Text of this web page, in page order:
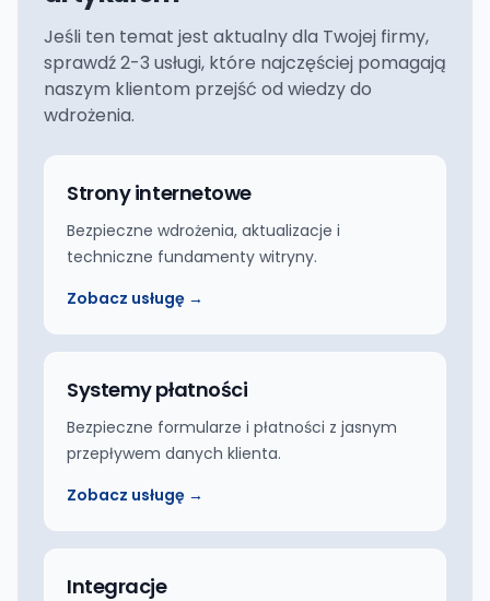
Jeśli ten temat jest aktualny dla Twojej firmy,
sprawdź 2-3 usługi, które najczęściej pomagają
naszym klientom przejść od wiedzy do
wdrożenia.
Strony internetowe
Bezpieczne wdrożenia, aktualizacje i
techniczne fundamenty witryny.
Zobacz usługę →
Systemy płatności
Bezpieczne formularze i płatności z jasnym
przepływem danych klienta.
Zobacz usługę →
Integracje